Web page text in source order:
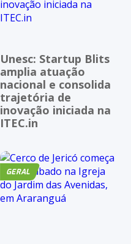
Unesc: Startup Blits
amplia atuação
nacional e consolida
trajetória de
inovação iniciada na
ITEC.in
GERAL